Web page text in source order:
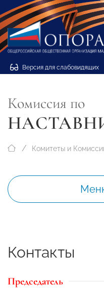
Версия для слабовидящих
Комиссия по
Комитеты и
Контакты
Председатель